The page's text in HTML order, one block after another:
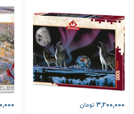
3,200,000 تومان